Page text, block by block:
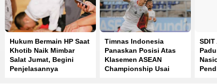
Hukum Bermain HP Saat
Khotib Naik Mimbar
Salat Jumat, Begini
Penjelasannya
Timnas Indonesia
Panaskan Posisi Atas
Klasemen ASEAN
Championship Usai